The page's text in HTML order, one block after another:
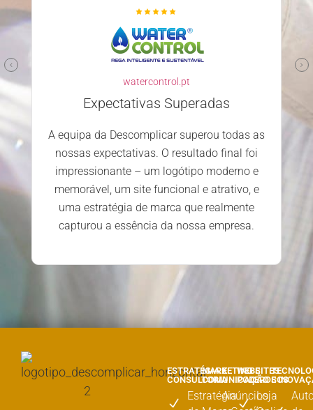
watercontrol.pt
Expectativas Superadas
A equipa da Descomplicar superou todas as
nossas expectativas. O resultado final foi
impressionante – um logótipo moderno e
memorável, um site funcional e atrativo, e
uma estratégia de marca que realmente
capturou a essência da nossa empresa.
ESTRATÉGIA E
CONSULTORIA
Estratégia
MARKETING E
COMUNICAÇÃO
Anúncios
WEBSITES
PODEROSOS
Loja
E